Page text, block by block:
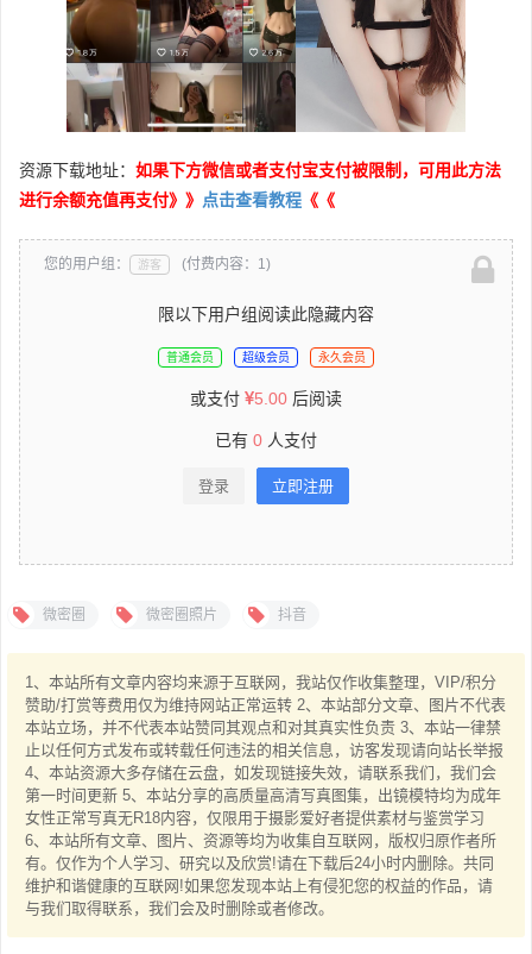
资源下载地址： 如果下方微信或者支付宝支付被限制，可用此方法
进行余额充值再支付》》 点击查看教程 《《
您的用户组： 游客 (付费内容：1)
限以下用户组阅读此隐藏内容
普通会员 超级会员 永久会员
或支付 5.00 后阅读
已有 0 人支付
登录 立即注册
微密圈 微密圈照片 抖音
1、本站所有文章内容均来源于互联网，我站仅作收集整理，VIP/积分
赞助/打赏等费用仅为维持网站正常运转 2、本站部分文章、图片不代表
本站立场，并不代表本站赞同其观点和对其真实性负责 3、本站一律禁
止以任何方式发布或转载任何违法的相关信息，访客发现请向站长举报
4、本站资源大多存储在云盘，如发现链接失效，请联系我们，我们会
第一时间更新 5、本站分享的高质量高清写真图集，出镜模特均为成年
女性正常写真无R18内容，仅限用于摄影爱好者提供素材与鉴赏学习
6、本站所有文章、图片、资源等均为收集自互联网，版权归原作者所
有。仅作为个人学习、研究以及欣赏!请在下载后24小时内删除。共同
维护和谐健康的互联网!如果您发现本站上有侵犯您的权益的作品，请
与我们取得联系，我们会及时删除或者修改。